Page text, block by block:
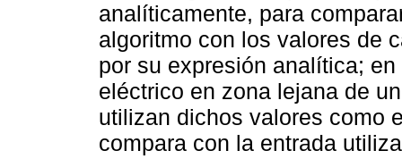
analíticamente, para
algoritmo con los valores de
por su expresión analítica;
eléctrico en zona lejana de
utilizan dichos valores como
compara con la entrada